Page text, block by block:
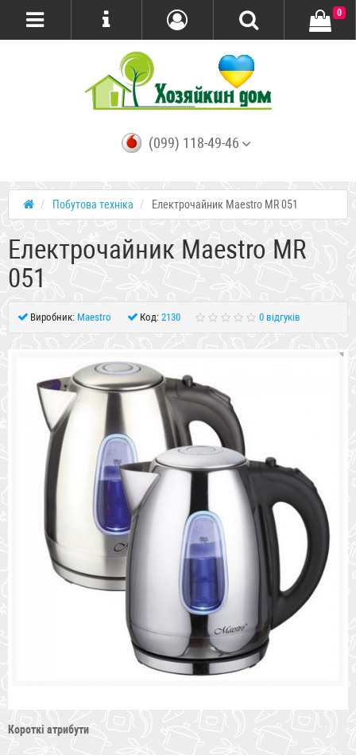
(099) 118-49-46
0
Побутова техніка Електрочайник Maestro MR 051
Електрочайник Maestro MR
051
Виробник: Maestro Код: 2130 0 відгуків
Короткі атрибути